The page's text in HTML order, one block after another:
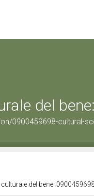
del
0900459698-cultural-
del bene: